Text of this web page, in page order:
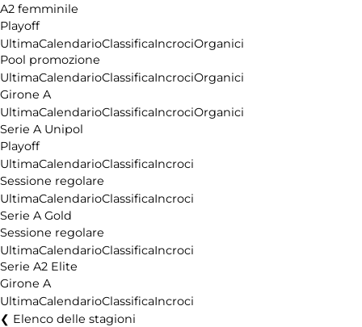
A2 femminile
Playoff
UltimaCalendarioClassificaIncrociOrganici
Pool promozione
UltimaCalendarioClassificaIncrociOrganici
Girone A
UltimaCalendarioClassificaIncrociOrganici
Serie A Unipol
Playoff
UltimaCalendarioClassificaIncroci
Sessione regolare
UltimaCalendarioClassificaIncroci
Serie A Gold
Sessione regolare
UltimaCalendarioClassificaIncroci
Serie A2 Elite
Girone A
UltimaCalendarioClassificaIncroci
Elenco delle stagioni